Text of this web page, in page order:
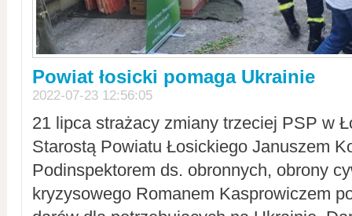
Powiat łosicki pomaga Ukrainie
2022-07-23 12:56:05
21 lipca strażacy zmiany trzeciej PSP w
Starostą Powiatu Łosickiego Januszem
Podinspektorem ds. obronnych, obrony
kryzysowego Romanem Kasprowiczem